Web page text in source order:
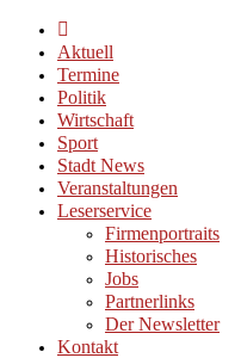
Aktuell
Termine
Politik
Wirtschaft
Sport
Stadt News
Veranstaltungen
Leserservice
Firmenportraits
Historisches
Jobs
Partnerlinks
Der Newsletter
Kontakt